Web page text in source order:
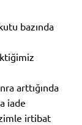
bazında
arttığında
iade
irtibat